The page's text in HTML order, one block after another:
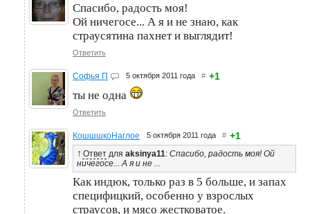
Спасибо, радость моя!
Ой ничегосе... А я и не знаю, как
страусятина пахнет и выглядит!
Ответить
Софья П 5 октября 2011 года # +1
ты не одна
Ответить
КошшшкоНаглое 5 октября 2011 года # +1
↑ Ответ для aksinya11: Спасибо, радость моя! Ой
ничегосе... А я и не ...
Как индюк, только раз в 5 больше, и запах
специфицкий, особенно у взрослых
страусов, и мясо жестковатое.